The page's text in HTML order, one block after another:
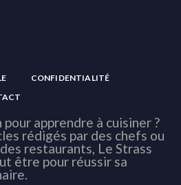
CONFIDENTIALITÉ
apprendre à cuisiner ?
rédigés par des chefs ou
restaurants, Le Strass
être pour réussir sa